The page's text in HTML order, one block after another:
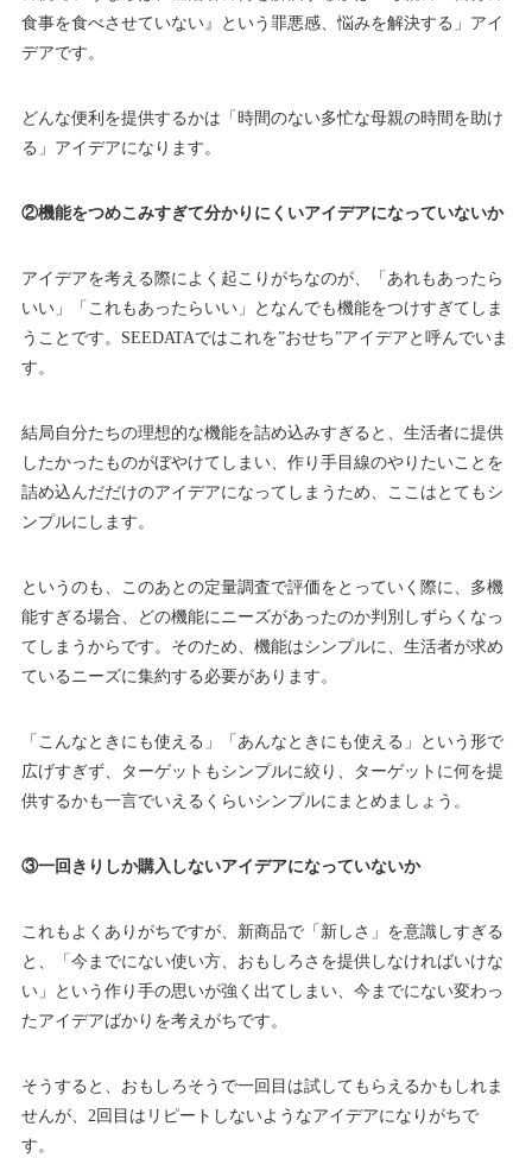
食事を食べさせていない』という罪悪感、悩みを解決する」アイ
デアです。
どんな便利を提供するかは「時間のない多忙な母親の時間を助け
る」アイデアになります。
②機能をつめこみすぎて分かりにくいアイデアになっていないか
アイデアを考える際によく起こりがちなのが、「あれもあったら
いい」「これもあったらいい」となんでも機能をつけすぎてしま
うことです。SEEDATAではこれを”おせち”アイデアと呼んでいま
す。
結局自分たちの理想的な機能を詰め込みすぎると、生活者に提供
したかったものがぼやけてしまい、作り手目線のやりたいことを
詰め込んだだけのアイデアになってしまうため、ここはとてもシ
ンプルにします。
というのも、このあとの定量調査で評価をとっていく際に、多機
能すぎる場合、どの機能にニーズがあったのか判別しずらくなっ
てしまうからです。そのため、機能はシンプルに、生活者が求め
ているニーズに集約する必要があります。
「こんなときにも使える」「あんなときにも使える」という形で
広げすぎず、ターゲットもシンプルに絞り、ターゲットに何を提
供するかも一言でいえるくらいシンプルにまとめましょう。
③一回きりしか購入しないアイデアになっていないか
これもよくありがちですが、新商品で「新しさ」を意識しすぎる
と、「今までにない使い方、おもしろさを提供しなければいけな
い」という作り手の思いが強く出てしまい、今までにない変わっ
たアイデアばかりを考えがちです。
そうすると、おもしろそうで一回目は試してもらえるかもしれま
せんが、2回目はリピートしないようなアイデアになりがちで
す。